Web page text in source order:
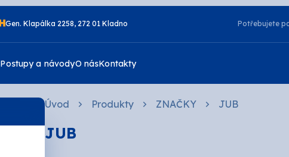
Gen. Klapálka 2258, 272 01 Kladno Potřebujete
Postupy a návodyO násKontakty
Úvod Produkty ZNAČKY JUB
JUB